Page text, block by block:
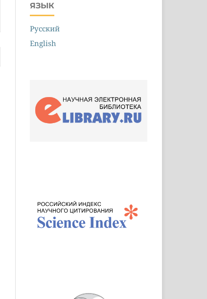
ЯЗЫК
Русский
English